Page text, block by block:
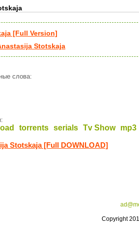
[Full Version]
Stotskaja
слова:
torrents serials Tv Show mp3
Stotskaja [Full DOWNLOAD]
Copyright